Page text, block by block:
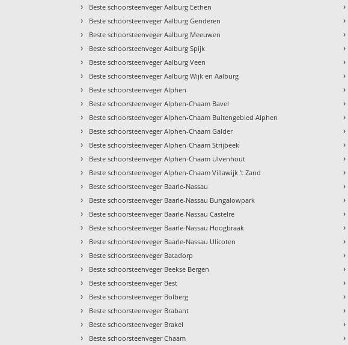
› Beste schoorsteenveger Aalburg Eethen
› Beste schoorsteenveger Aalburg Genderen
› Beste schoorsteenveger Aalburg Meeuwen
› Beste schoorsteenveger Aalburg Spijk
› Beste schoorsteenveger Aalburg Veen
› Beste schoorsteenveger Aalburg Wijk en Aalburg
› Beste schoorsteenveger Alphen
› Beste schoorsteenveger Alphen-Chaam Bavel
› Beste schoorsteenveger Alphen-Chaam Buitengebied Alphen
› Beste schoorsteenveger Alphen-Chaam Galder
› Beste schoorsteenveger Alphen-Chaam Strijbeek
› Beste schoorsteenveger Alphen-Chaam Ulvenhout
› Beste schoorsteenveger Alphen-Chaam Villawijk 't Zand
› Beste schoorsteenveger Baarle-Nassau
› Beste schoorsteenveger Baarle-Nassau Bungalowpark
› Beste schoorsteenveger Baarle-Nassau Castelre
› Beste schoorsteenveger Baarle-Nassau Hoogbraak
› Beste schoorsteenveger Baarle-Nassau Ulicoten
› Beste schoorsteenveger Batadorp
› Beste schoorsteenveger Beekse Bergen
› Beste schoorsteenveger Best
› Beste schoorsteenveger Bolberg
› Beste schoorsteenveger Brabant
› Beste schoorsteenveger Brakel
› Beste schoorsteenveger Chaam
›
›
›
›
›
›
›
›
›
›
›
›
›
›
›
›
›
›
›
›
›
›
›
›
›